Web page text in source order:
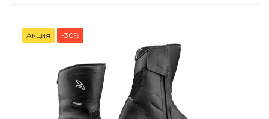
Акция -30%